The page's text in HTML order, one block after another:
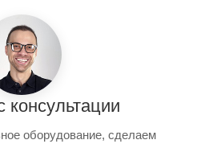
консультации
оборудование, сделаем